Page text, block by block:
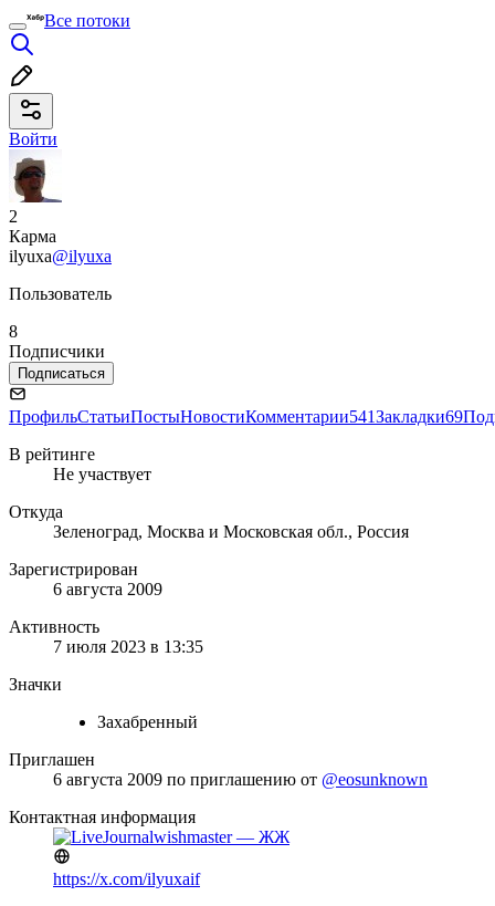
Все потоки
Войти
2
Карма
ilyuxa@ilyuxa
Пользователь
8
Подписчики
Подписаться
ПрофильСтатьиПостыНовостиКомментарии541Закладки69
В рейтинге
Не участвует
Откуда
Зеленоград, Москва и Московская обл., Россия
Зарегистрирован
6 августа 2009
Активность
7 июля 2023 в 13:35
Значки
Захабренный
Приглашен
6 августа 2009 по приглашению от @eosunknown
Контактная информация
wishmaster — ЖЖ
https://x.com/ilyuxaif